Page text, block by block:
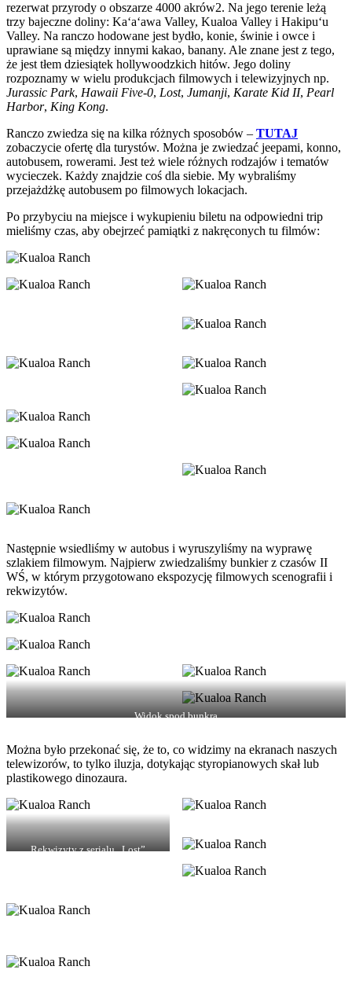
rezerwat przyrody o obszarze 4000 akrów2. Na jego terenie leżą
trzy bajeczne doliny: Kaʻaʻawa Valley, Kualoa Valley i Hakipuʻu
Valley. Na ranczo hodowane jest bydło, konie, świnie i owce i
uprawiane są między innymi kakao, banany. Ale znane jest z tego,
że jest tłem dziesiątek hollywoodzkich hitów. Jego doliny
rozpoznamy w wielu produkcjach filmowych i telewizyjnych np.
Jurassic Park, Hawaii Five-0, Lost, Jumanji, Karate Kid II, Pearl
Harbor, King Kong.
Ranczo zwiedza się na kilka różnych sposobów – TUTAJ
zobaczycie ofertę dla turystów. Można je zwiedzać jeepami, konno,
autobusem, rowerami. Jest też wiele różnych rodzajów i tematów
wycieczek. Każdy znajdzie coś dla siebie. My wybraliśmy
przejażdżkę autobusem po filmowych lokacjach.
Po przybyciu na miejsce i wykupieniu biletu na odpowiedni trip
mieliśmy czas, aby obejrzeć pamiątki z nakręconych tu filmów:
Następnie wsiedliśmy w autobus i wyruszyliśmy na wyprawę
szlakiem filmowym. Najpierw zwiedzaliśmy bunkier z czasów II
WŚ, w którym przygotowano ekspozycję filmowych scenografii i
rekwizytów.
Widok spod bunkra
Można było przekonać się, że to, co widzimy na ekranach naszych
telewizorów, to tylko iluzja, dotykając styropianowych skał lub
plastikowego dinozaura.
Rekwizyty z serialu „Lost”